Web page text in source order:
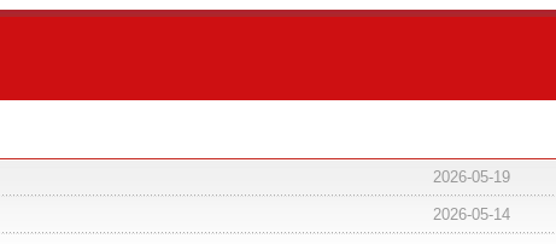
2026-05-19
2026-05-14